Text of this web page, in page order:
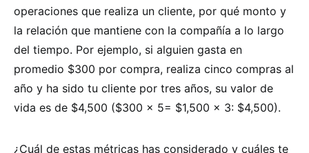
operaciones que realiza un cliente, por qué monto y
la relación que mantiene con la compañía a lo largo
del tiempo. Por ejemplo, si alguien gasta en
promedio $300 por compra, realiza cinco compras al
año y ha sido tu cliente por tres años, su valor de
vida es de $4,500 ($300 x 5= $1,500 x 3: $4,500).
¿Cuál de estas métricas has considerado y cuáles te